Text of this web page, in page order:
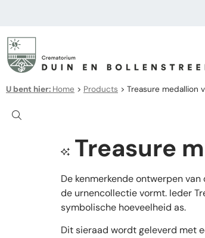
U bent hier: Home > Products > Treasure medallion
Treasure
De kenmerkende ontwerpen
de urnencollectie vormt. Ieder
symbolische hoeveelheid as.
Dit sieraad wordt geleverd met